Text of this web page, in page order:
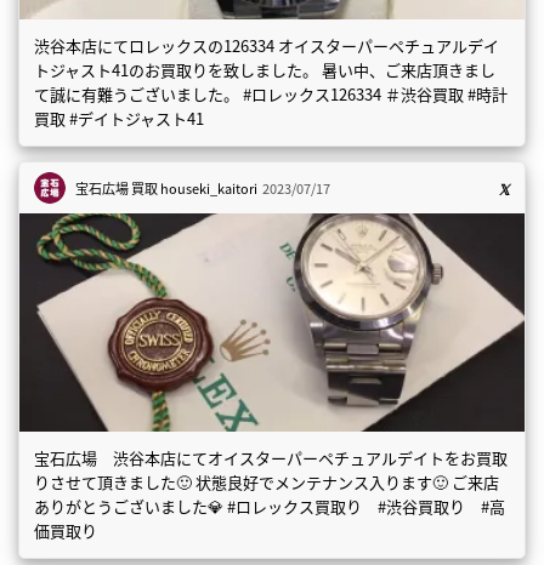
渋谷本店にてロレックスの126334 オイスターパーペチュアルデイ
トジャスト41のお買取りを致しました。 暑い中、ご来店頂きまし
て誠に有難うございました。 #ロレックス126334 ＃渋谷買取 #時計
買取 #デイトジャスト41
宝石広場 買取houseki_kaitori 2023/07/17
宝石広場 渋谷本店にてオイスターパーペチュアルデイトをお買取
りさせて頂きました🙂 状態良好でメンテナンス入ります🙂 ご来店
ありがとうございました💎 #ロレックス買取り #渋谷買取り #高
価買取り